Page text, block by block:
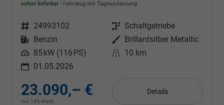
sofort lieferbar Fahrzeug mit Tageszulassung
Fahrzeugnr. 24993102 Getriebe Schaltgetriebe
Kraftstoff
Benzin Außenfarbe
Brillantsilber Metallic
Leistung 85 kW (116 PS) Kilometerstand 10 km
01.05.2026
23.090,– €
incl. 19% MwSt.
Details